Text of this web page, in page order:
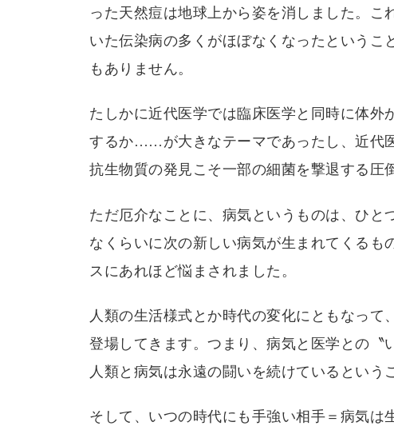
った天然痘は地球上から姿を消しました。こ
いた伝染病の多くがほぼなくなったというこ
もありません。
たしかに近代医学では臨床医学と同時に体外
するか……が大きなテーマであったし、近代
抗生物質の発見こそ一部の細菌を撃退する圧
ただ厄介なことに、病気というものは、ひと
なくらいに次の新しい病気が生まれてくるも
スにあれほど悩まされました。
人類の生活様式とか時代の変化にともなっ
登場してきます。つまり、病気と医学との〝
人類と病気は永遠の闘いを続けているという
そして、いつの時代にも手強い相手＝病気は